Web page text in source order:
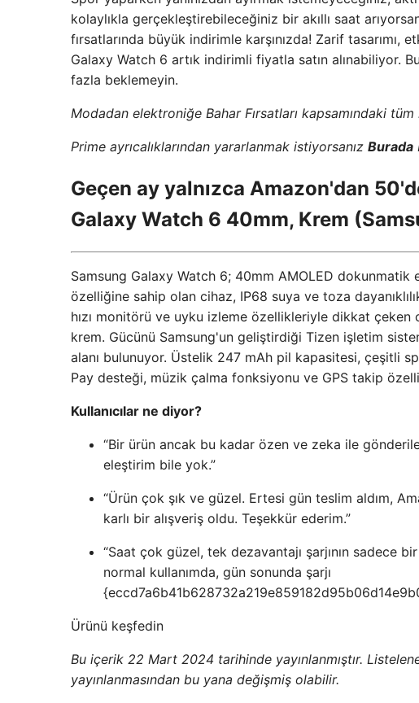
kolaylıkla gerçekleştirebileceğiniz bir akıllı saat
fırsatlarında büyük indirimle karşınızda! Zarif
Galaxy Watch 6 artık indirimli fiyatla satın alınabiliyor.
fazla beklemeyin.
Modadan elektroniğe Bahar Fırsatları kapsamındaki
Prime ayrıcalıklarından yararlanmak istiyorsanız Burada
Geçen ay yalnızca Amazon'dan
Galaxy Watch 6 40mm, Krem
Samsung Galaxy Watch 6; 40mm AMOLED
özelliğine sahip olan cihaz, IP68 suya ve toza
hızı monitörü ve uyku izleme özellikleriyle dikkat
krem. Gücünü Samsung'un geliştirdiği Tizen işletim
alanı bulunuyor. Üstelik 247 mAh pil kapasitesi, çeşitli
Pay desteği, müzik çalma fonksiyonu ve GPS takip
Kullanıcılar ne diyor?
“Bir ürün ancak bu kadar özen ve zeka ile
eleştirim bile yok.”
“Ürün çok şık ve güzel. Ertesi gün teslim aldım,
karlı bir alışveriş oldu. Teşekkür ederim.”
“Saat çok güzel, tek dezavantajı şarjının sadece
normal kullanımda, gün sonunda şarjı
Ürünü keşfedin
Bu içerik 22 Mart 2024 tarihinde yayınlanmıştır.
yayınlanmasından bu yana değişmiş olabilir.